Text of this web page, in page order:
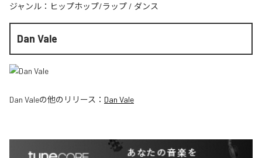
ジャンル： ヒップホップ/ラップ / ダンス
Dan Vale
Dan Valeの他のリリース： Dan Vale